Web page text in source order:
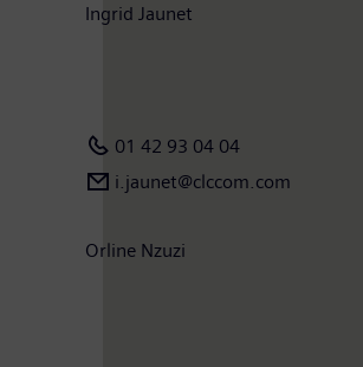
Ingrid Jaunet
01 42 93 04 04
i.jaunet@clccom.com
Orline Nzuzi